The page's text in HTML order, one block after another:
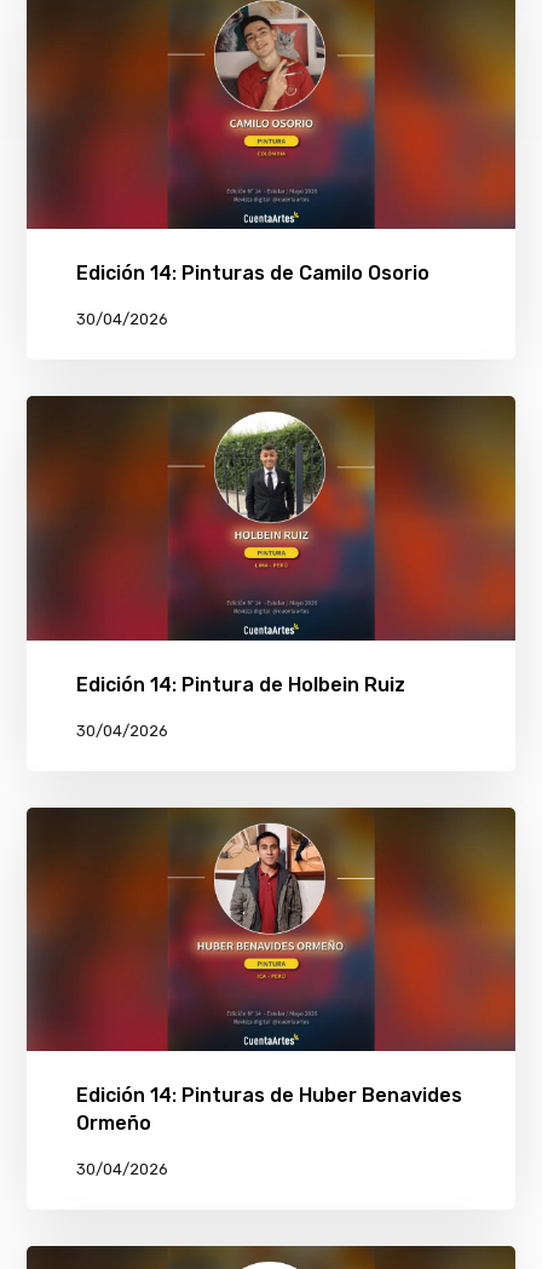
Edición 14: Pinturas de Camilo Osorio
30/04/2026
Edición 14: Pintura de Holbein Ruiz
30/04/2026
Edición 14: Pinturas de Huber Benavides
Ormeño
30/04/2026